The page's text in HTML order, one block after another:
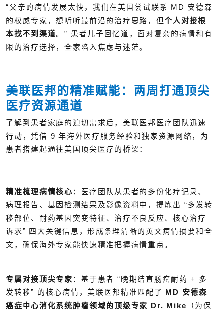
“父亲的病情发展太快，我们在美国尝试联系 MD 安德森
的权威专家，想听听最前沿的治疗思路，但个人对接根
本找不到渠道。” 患者儿子回忆道，面对复杂的病情和有
限的治疗选择，全家陷入焦虑与迷茫。
美联医邦的精准赋能：两周打通顶尖
医疗资源通道
了解到患者家庭的迫切需求后，美联医邦医疗团队迅速
行动，凭借 9 年海外医疗服务经验和独家资源网络，为
患者搭建起通往美国顶尖医疗的桥梁：
精准梳理病情核心 ：医疗团队从患者的多份化疗记录、
病理报告、基因检测结果及影像资料中，提炼出 “多发转
移部位、耐药基因突变特征、治疗不良反应、核心治疗
诉求” 四大关键信息，形成条理清晰的英文病情摘要和全
文，确保海外专家能快速精准把握病情重点。
专属对接顶尖专家 ：基于患者 “晚期结直肠癌耐药 + 多
发转移” 的核心病情，美联医邦精准匹配了 MD 安德森
癌症中心消化系统肿瘤领域的顶级专家 Dr. Mike
（为保